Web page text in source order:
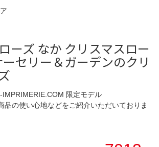
ーズ なか クリスマスロー
セリー＆ガーデンのクリ
限定モデル
品の使い心地などをご紹介いただいておりま